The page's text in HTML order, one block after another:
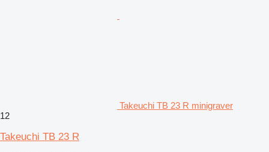
Takeuchi TB 23 R minigraver
12
Takeuchi TB 23 R